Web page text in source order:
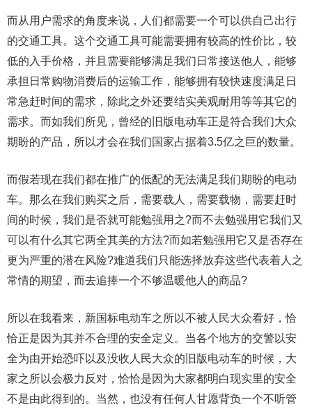
而从用户需求的角度来说，人们都需要一个可以供自己出行
的交通工具。这个交通工具可能需要拥有较高的性价比，较
低的入手价格，并且需要能够满足我们日常接送他人，能够
承担日常购物消费后的运输工作，能够拥有较快速度满足日
常急赶时间的需求，除此之外还要结实美观耐用等等其它的
需求。而如我们所见，曾经的旧版电动车正是符合我们大众
期盼的产品，所以才会在我们国家占据着3.5亿之巨的数量。
而假若现在我们都在推广的低配的无法满足我们期盼的电动
车。那么在我们购买之后，需要载人，需要载物，需要赶时
间的时候，我们是否就可能勉强用之?而不去勉强用它我们又
可以有什么其它两全其美的方法?而如若勉强用它又是否存在
更为严重的潜在风险?难道我们只能选择放弃这些代表着人之
常情的期望，而去追捧一个不够温暖他人的商品?
所以在我看来，新国标电动车之所以不被人民大众看好，恰
恰正是因为其并不合理的安全定义。当各个地方的交警以安
全为由开始恐吓以及没收人民大众的旧版电动车的时候，大
家之所以会极力反对，恰恰是因为大家都明白现实里的安全
不是由此得到的。当然，也没有任何人甘愿背负一个不听管